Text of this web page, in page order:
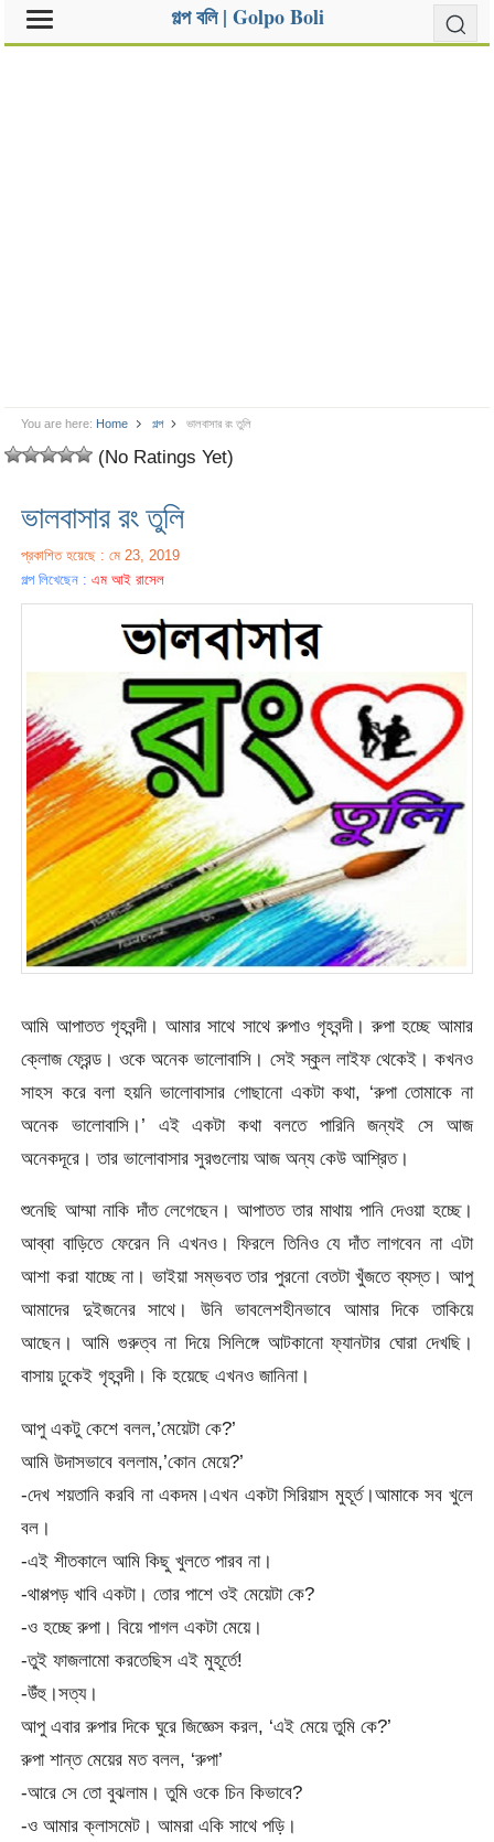
গল্প বলি | Golpo Boli
You are here: Home গল্প ভালবাসার রং তুলি
(No Ratings Yet)
ভালবাসার রং তুলি
প্রকাশিত হয়েছে : মে 23, 2019
গল্প লিখেছেন :এম আই রাসেল
আমি আপাতত গৃহবন্দী। আমার সাথে সাথে রুপাও গৃহবন্দী। রুপা হচ্ছে আমার
ক্লোজ ফ্রেন্ড। ওকে অনেক ভালোবাসি। সেই স্কুল লাইফ থেকেই। কখনও
সাহস করে বলা হয়নি ভালোবাসার গোছানো একটা কথা, ‘রুপা তোমাকে না
অনেক ভালোবাসি।’ এই একটা কথা বলতে পারিনি জন্যই সে আজ
অনেকদূরে। তার ভালোবাসার সুরগুলোয় আজ অন্য কেউ আশ্রিত।
শুনেছি আম্মা নাকি দাঁত লেগেছেন। আপাতত তার মাথায় পানি দেওয়া হচ্ছে।
আব্বা বাড়িতে ফেরেন নি এখনও। ফিরলে তিনিও যে দাঁত লাগবেন না এটা
আশা করা যাচ্ছে না। ভাইয়া সম্ভবত তার পুরনো বেতটা খুঁজতে ব্যস্ত। আপু
আমাদের দুইজনের সাথে। উনি ভাবলেশহীনভাবে আমার দিকে তাকিয়ে
আছেন। আমি গুরুত্ব না দিয়ে সিলিঙ্গে আটকানো ফ্যানটার ঘোরা দেখছি।
বাসায় ঢুকেই গৃহবন্দী। কি হয়েছে এখনও জানিনা।
আপু একটু কেশে বলল,’মেয়েটা কে?’
আমি উদাসভাবে বললাম,’কোন মেয়ে?’
-দেখ শয়তানি করবি না একদম।এখন একটা সিরিয়াস মুহূর্ত।আমাকে সব খুলে
বল।
-এই শীতকালে আমি কিছু খুলতে পারব না।
-থাপ্পপড় খাবি একটা। তোর পাশে ওই মেয়েটা কে?
-ও হচ্ছে রুপা। বিয়ে পাগল একটা মেয়ে।
-তুই ফাজলামো করতেছিস এই মুহূর্তে!
-উঁহু।সত্য।
আপু এবার রুপার দিকে ঘুরে জিজ্ঞেস করল, ‘এই মেয়ে তুমি কে?’
রুপা শান্ত মেয়ের মত বলল, ‘রুপা’
-আরে সে তো বুঝলাম। তুমি ওকে চিন কিভাবে?
-ও আমার ক্লাসমেট। আমরা একি সাথে পড়ি।